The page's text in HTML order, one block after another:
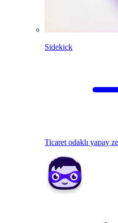
Sidekick
Ticaret odaklı yapay